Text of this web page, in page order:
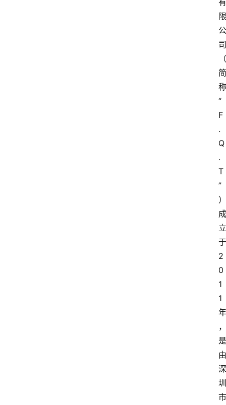
有
限
公
司
（
简
称
“
F
.
Q
.
T
”
）
成
立
于
2
0
1
1
年
，
是
由
深
圳
市